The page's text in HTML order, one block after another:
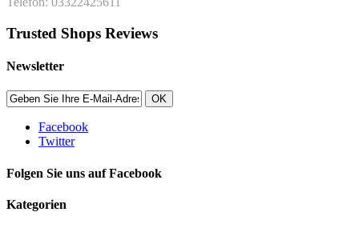
Trusted Shops Reviews
Newsletter
OK
Facebook
Twitter
Folgen Sie uns auf Facebook
Kategorien